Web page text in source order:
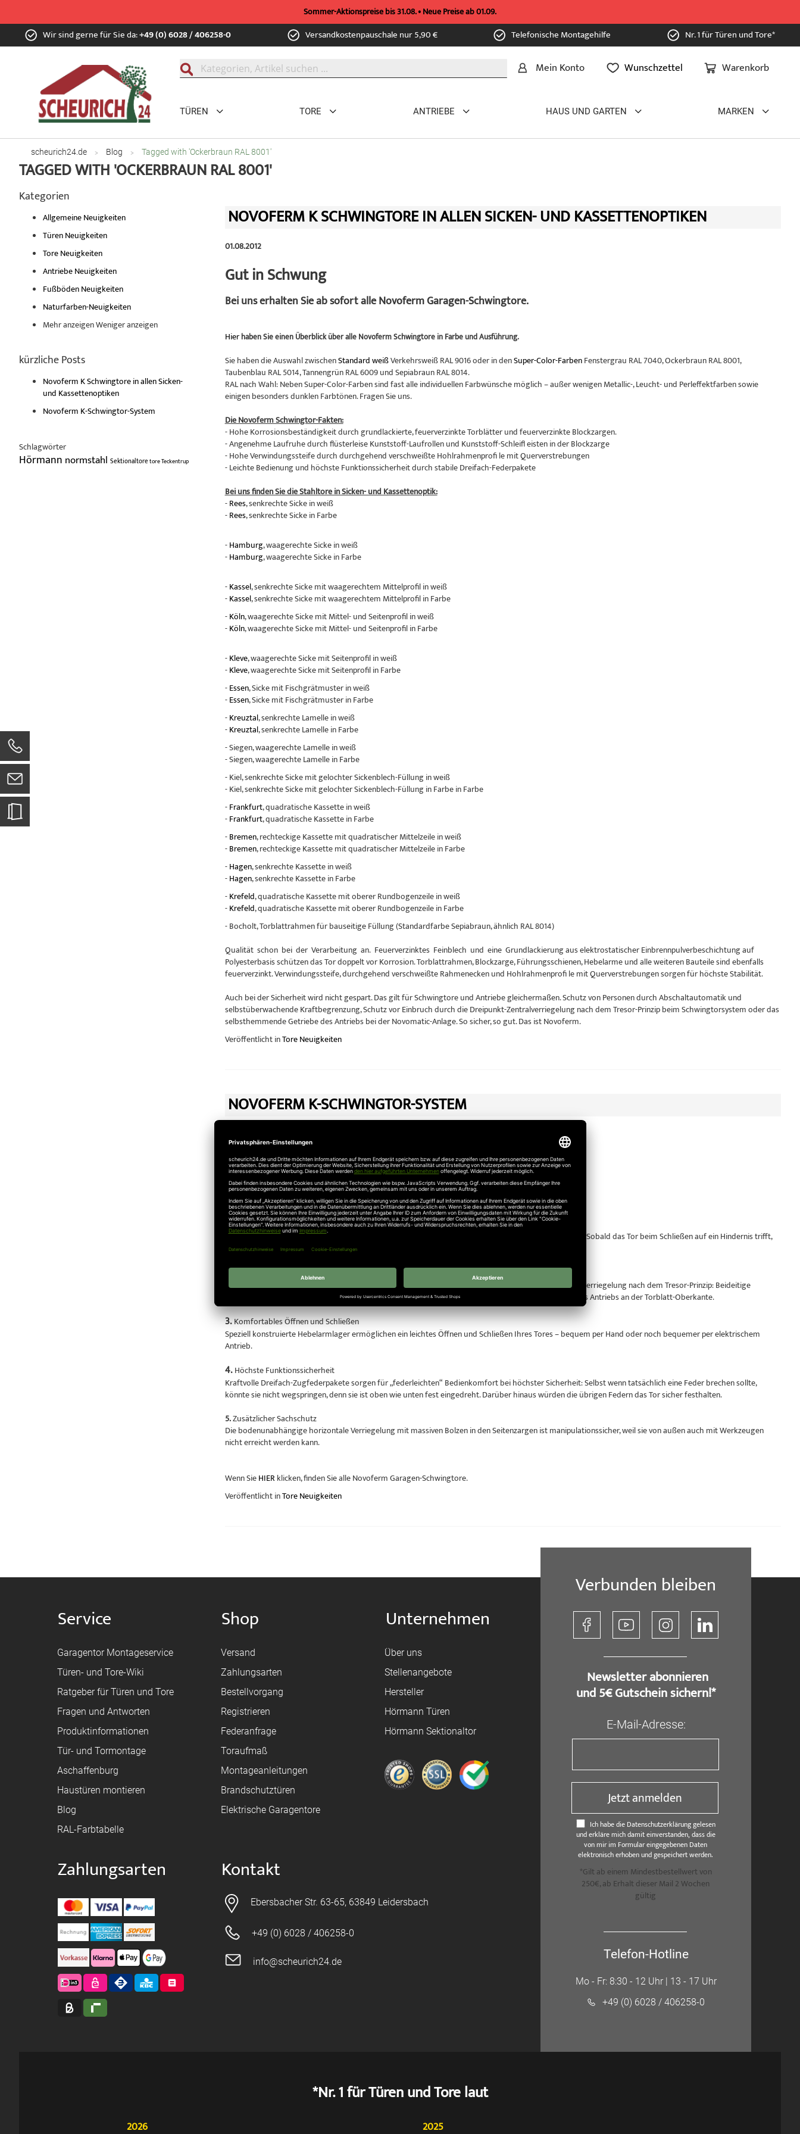
Sommer-Aktionspreise bis 31.08. • Neue Preise ab 01.09.
Zum
Inhalt Wir sind gerne für Sie da:+49 (0) 6028 / 406258-0 Versandkostenpauschale nur 5,90 € Telefonische Montagehilfe Nr. 1 für Türen und Tore*
Warenkorb
Mein Konto Wunschzettel
TÜREN TORE ANTRIEBE HAUS UND GARTEN MARKEN
scheurich24.de Blog Tagged with 'Ockerbraun RAL 8001'
TAGGED WITH 'OCKERBRAUN RAL 8001'
NOVOFERM K SCHWINGTORE IN ALLEN SICKEN- UND KASSETTENOPTIKEN
01.08.2012
Gut in Schwung
Bei uns erhalten Sie ab sofort alle Novoferm Garagen-Schwingtore.
Hier haben Sie einen Überblick über alle Novoferm Schwingtore in Farbe und Ausführung.
Sie haben die Auswahl zwischenStandard weißVerkehrsweiß RAL 9016 oder in denSuper-Color-FarbenFenstergrau RAL 7040, Ockerbraun RAL 8001,
Taubenblau RAL 5014, Tannengrün RAL 6009 und Sepiabraun RAL 8014.
RAL nach Wahl: Neben Super-Color-Farben sind fast alle individuellen Farbwünsche möglich – außer wenigen Metallic-, Leucht- und Perleffektfarben sowie
einigen besonders dunklen Farbtönen. Fragen Sie uns.
Die Novoferm Schwingtor-Fakten:
- Hohe Korrosionsbeständigkeit durch grundlackierte, feuerverzinkte Torblätter und feuerverzinkte Blockzargen.
- Angenehme Laufruhe durch flüsterleise Kunststoff-Laufrollen und Kunststoff-Schleifl eisten in der Blockzarge
- Hohe Verwindungssteife durch durchgehend verschweißte Hohlrahmenprofi le mit Querverstrebungen
- Leichte Bedienung und höchste Funktionssicherheit durch stabile Dreifach-Federpakete
Bei uns finden Sie die Stahltore in Sicken- und Kassettenoptik:
-Rees, senkrechte Sicke in weiß
-Rees, senkrechte Sicke in Farbe
-Hamburg, waagerechte Sicke in weiß
-Hamburg, waagerechte Sicke in Farbe
-Kassel, senkrechte Sicke mit waagerechtem Mittelprofil in weiß
-Kassel, senkrechte Sicke mit waagerechtem Mittelprofil in Farbe
-Köln, waagerechte Sicke mit Mittel- und Seitenprofil in weiß
-Köln, waagerechte Sicke mit Mittel- und Seitenprofil in Farbe
-Kleve, waagerechte Sicke mit Seitenprofil in weiß
-Kleve, waagerechte Sicke mit Seitenprofil in Farbe
-Essen, Sicke mit Fischgrätmuster in weiß
-Essen, Sicke mit Fischgrätmuster in Farbe
-Kreuztal, senkrechte Lamelle in weiß
-Kreuztal, senkrechte Lamelle in Farbe
- Siegen, waagerechte Lamelle in weiß
- Siegen, waagerechte Lamelle in Farbe
- Kiel, senkrechte Sicke mit gelochter Sickenblech-Füllung in weiß
- Kiel, senkrechte Sicke mit gelochter Sickenblech-Füllung in Farbe in Farbe
-Frankfurt, quadratische Kassette in weiß
-Frankfurt, quadratische Kassette in Farbe
-Bremen, rechteckige Kassette mit quadratischer Mittelzeile in weiß
-Bremen, rechteckige Kassette mit quadratischer Mittelzeile in Farbe
-Hagen, senkrechte Kassette in weiß
-Hagen, senkrechte Kassette in Farbe
-Krefeld, quadratische Kassette mit oberer Rundbogenzeile in weiß
-Krefeld, quadratische Kassette mit oberer Rundbogenzeile in Farbe
- Bocholt, Torblattrahmen für bauseitige Füllung (Standardfarbe Sepiabraun, ähnlich RAL 8014)
Qualität schon bei der Verarbeitung an. Feuerverzinktes Feinblech und eine Grundlackierung aus elektrostatischer Einbrennpulverbeschichtung auf
Polyesterbasis schützen das Tor doppelt vor Korrosion. Torblattrahmen, Blockzarge, Führungsschienen, Hebelarme und alle weiteren Bauteile sind ebenfalls
feuerverzinkt. Verwindungssteife, durchgehend verschweißte Rahmenecken und Hohlrahmenprofi le mit Querverstrebungen sorgen für höchste Stabilität.
Auch bei der Sicherheit wird nicht gespart. Das gilt für Schwingtore und Antriebe gleichermaßen. Schutz von Personen durch Abschaltautomatik und
selbstüberwachende Kraftbegrenzung, Schutz vor Einbruch durch die Dreipunkt-Zentralverriegelung nach dem Tresor-Prinzip beim Schwingtorsystem oder das
selbsthemmende Getriebe des Antriebs bei der Novomatic-Anlage. So sicher, so gut. Das ist Novoferm.
Veröffentlicht inTore Neuigkeiten
NOVOFERM K-SCHWINGTOR-SYSTEM
Novoferm Schwingtor Modell Rees auch mit Antrieb erhältlich!
Kaufen Sie bei uns online das Novoferm Schwingtor-System.
1.Schützt Menschen: Das Tor, das sich selbst überwacht
Das Novoferm Schwingtor-System ist mit einer selbstüberwachenden Abschaltautomatik ausgestattet. Sobald das Tor beim Schließen auf ein Hindernis trifft,
ganz gleich, ob Gegenstand oder Person, stoppt und öffnet es sofort beim geringsten Widerstand.
2.
Schützt Eigentum: Vorbildliche Einbruchhemmung
Das automatische Novoferm Schwingtor-System schützt Ihr Eigentum zusätzlich durch eine Dreipunktverriegelung nach dem Tresor-Prinzip: Beideitige
Verriegelung durch massive Bolzen in der Zarge, zusätzliche Verriegelung durch die Selbsthemmung des Antriebs an der Torblatt-Oberkante.
3.Komfortables Öffnen und Schließen
Speziell konstruierte Hebelarmlager ermöglichen ein leichtes Öffnen und Schließen Ihres Tores – bequem per Hand oder noch bequemer per elektrischem
Antrieb.
4. Höchste Funktionssicherheit
Kraftvolle Dreifach-Zugfederpakete sorgen für „federleichten“ Bedienkomfort bei höchster Sicherheit: Selbst wenn tatsächlich eine Feder brechen sollte,
könnte sie nicht wegspringen, denn sie ist oben wie unten fest eingedreht. Darüber hinaus würden die übrigen Federn das Tor sicher festhalten.
5.Zusätzlicher Sachschutz
Die bodenunabhängige horizontale Verriegelung mit massiven Bolzen in den Seitenzargen ist manipulationssicher, weil sie von außen auch mit Werkzeugen
nicht erreicht werden kann.
Wenn SieHIER klicken, finden Sie alle Novoferm Garagen-Schwingtore.
Veröffentlicht inTore Neuigkeiten
Kategorien
Allgemeine Neuigkeiten
Türen Neuigkeiten
Tore Neuigkeiten
Antriebe Neuigkeiten
Fußböden Neuigkeiten
Naturfarben-Neuigkeiten
Mehr anzeigenWeniger anzeigen
kürzliche Posts
Novoferm K Schwingtore in allen Sicken-
und Kassettenoptiken
Novoferm K-Schwingtor-System
Schlagwörter
Hörmann normstahl SektionaltoretoreTeckentrup
Service
Garagentor Montageservice
Türen- und Tore-Wiki
Ratgeber für Türen und Tore
Fragen und Antworten
Produktinformationen
Tür- und Tormontage
Aschaffenburg
Haustüren montieren
Blog
RAL-Farbtabelle
Shop
Versand
Zahlungsarten
Bestellvorgang
Registrieren
Federanfrage
Toraufmaß
Montageanleitungen
Brandschutztüren
Elektrische Garagentore
Unternehmen
Über uns
Stellenangebote
Hersteller
Hörmann Türen
Hörmann Sektionaltor
Zahlungsarten Kontakt
Ebersbacher Str. 63-65, 63849 Leidersbach
+49 (0) 6028 / 406258-0
info@scheurich24.de
Verbunden bleiben
​ Newsletter abonnieren
und 5€ Gutschein sichern!*
E-Mail-Adresse:
Jetzt anmelden
Ich habe die Datenschutzerklärung gelesen
und erkläre mich damit einverstanden, dass die
von mir im Formular eingegebenen Daten
elektronisch erhoben und gespeichert werden.
*Gilt ab einem Mindestbestellwert von
250€, ab Erhalt dieser Mail 2 Wochen
gültig
Telefon-Hotline
Mo - Fr: 8:30 - 12 Uhr | 13 - 17 Uhr
+49 (0) 6028 / 406258-0
*Nr. 1 für Türen und Tore laut
2026 2025